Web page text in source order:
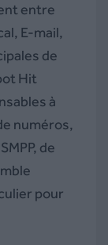
entre
E-mail,
de
Hit
à
numéros,
de
pour